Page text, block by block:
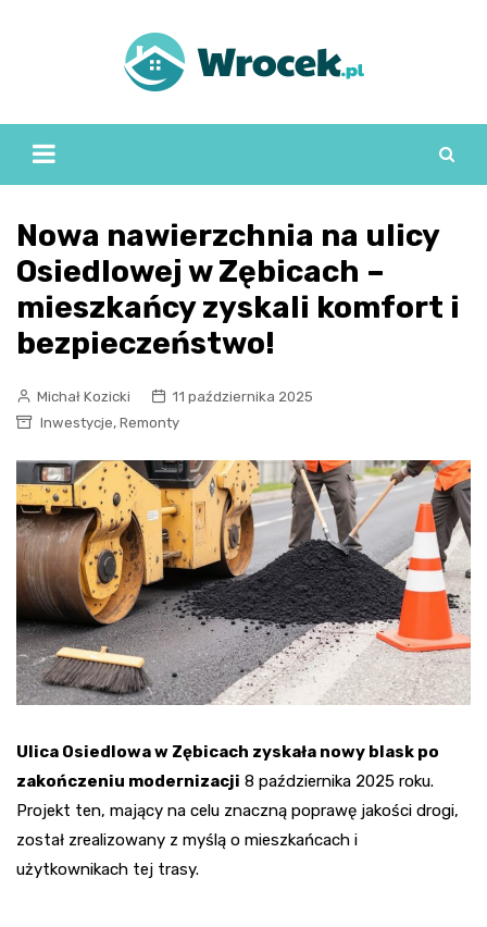
Nowa nawierzchnia na ulicy
Osiedlowej w Zębicach –
mieszkańcy zyskali komfort i
bezpieczeństwo!
Michał Kozicki
11 października 2025
Inwestycje, Remonty
Ulica Osiedlowa w Zębicach zyskała nowy blask po
zakończeniu modernizacji 8 października 2025 roku.
Projekt ten, mający na celu znaczną poprawę jakości drogi,
został zrealizowany z myślą o mieszkańcach i
użytkownikach tej trasy.